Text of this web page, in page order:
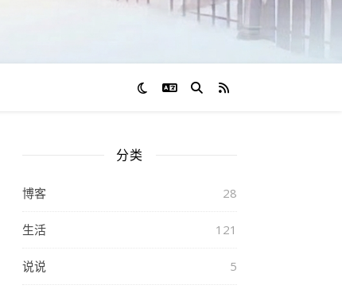
切换语言RSS 订阅
分类
博客 28
生活 121
说说 5